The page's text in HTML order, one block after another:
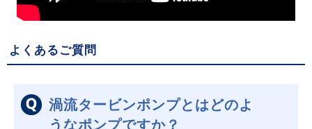
よくあるご質問
渦流タービンポンプとはどのよ
うなポンプですか？